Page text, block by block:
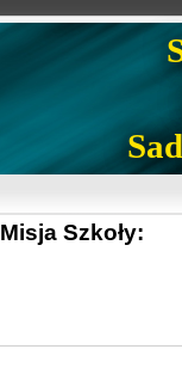
Misja Szkoły: